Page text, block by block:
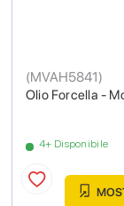
Olio Forcella -
(MVAH5841)
4+ Disponibile